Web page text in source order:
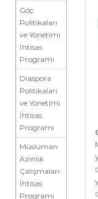
Göç
Politikaları
ve Yönetimi
İhtisas
Programı
Diaspora
Politikaları
ve Yönetimi
İhtisas
Programı
Müslüman
Azınlık
Çalışmaları
İhtisas
Programı